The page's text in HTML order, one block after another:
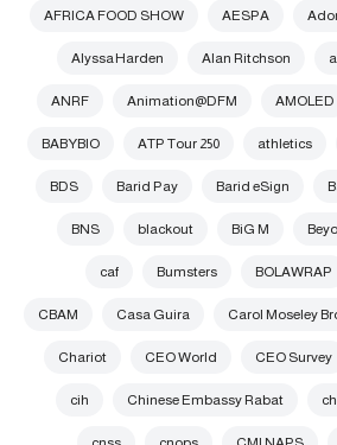
AESPA
AFRICA FOOD SHOW
Alan Ritchson
Alyssa Harden
AMOLED
Animation@DFM
ANRF
athletics
ATP Tour 250
BABYBIO
Barid eSign
Barid Pay
BDS
BiG M
blackout
BNS
BOLAWRAP
Bumsters
caf
Carol Moseley
Casa Guira
CBAM
CEO Survey
CEO World
Chariot
Chinese Embassy Rabat
cih